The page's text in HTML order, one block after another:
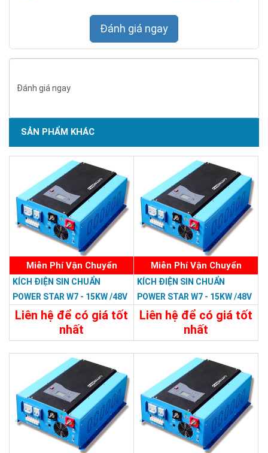
Đánh giá ngay
Đánh giá ngay
SẢN PHẨM KHÁC
Miễn Phí Vận Chuyển
KÍCH ĐIỆN SIN CHUẨN
POWER STAR W7 - 15KW /48V
LCD
Liên hệ để có giá tốt
nhất
47.988.000đ
Đặt Mua
Miễn Phí Vận Chuyển
KÍCH ĐIỆN SIN CHUẨN
POWER STAR W7 - 15KW /48V
Liên hệ để có giá tốt
nhất
46.798.800đ
Đặt Mua